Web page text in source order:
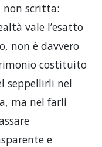
non scritta:
vale l’esatto
non è davvero
costituito
seppellirli nel
ma nel farli
e